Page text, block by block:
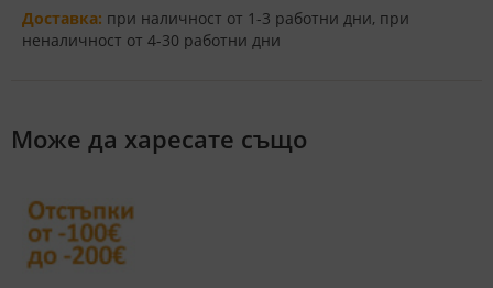
Доставка: при наличност от 1-3 работни дни, при
неналичност от 4-30 работни дни
Може да харесате също